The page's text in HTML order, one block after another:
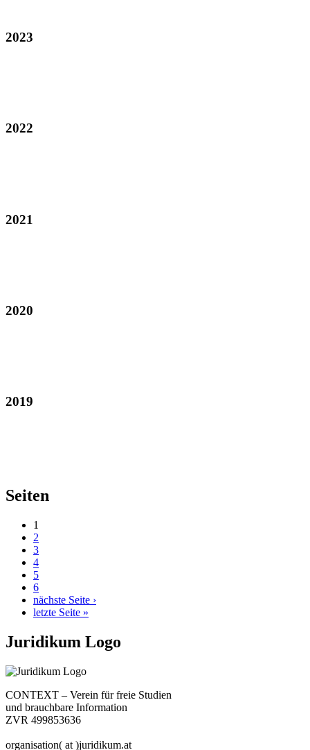
2023
2022
2021
2020
2019
Seiten
1
2
3
4
5
6
nächste Seite ›
letzte Seite »
Juridikum Logo
CONTEXT – Verein für freie Studien
und brauchbare Information
ZVR 499853636
organisation( at )juridikum.at